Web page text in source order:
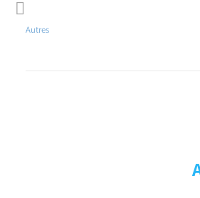
Autres